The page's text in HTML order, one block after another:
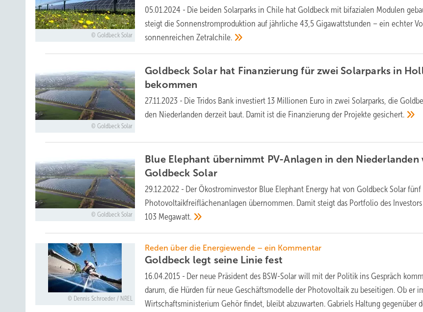
Goldbeck Solar
05.01.2024 - Die beiden Solarparks in Chile hat Goldbeck mit bifazialen Modulen
steigt die Sonnenstromproduktion auf jährliche 43,5 Gigawattstunden – ein echter
sonnenreichenZetralchile.
Goldbeck Solar
Goldbeck Solar hat Finanzierung für zwei Solarparks in
bekommen
27.11.2023 - Die Tridos Bank investiert 13 Millionen Euro in zwei Solarparks, die
den Niederlanden derzeit baut. Damit ist die Finanzierung der Projektegesichert.
Goldbeck Solar
Blue Elephant übernimmt PV-Anlagen in den Niederlanden
Goldbeck Solar
29.12.2022 - Der Ökostrominvestor Blue Elephant Energy hat von Goldbeck Solar fünf
Photovoltaikfreiflächenanlagen übernommen. Damit steigt das Portfolio des
103 Megawatt.
Dennis Schroeder / NREL
Reden über die Energiewende – ein Kommentar
Goldbeck legt seine Liniefest
16.04.2015 - Der neue Präsident des BSW-Solar will mit der Politik ins Gespräch
darum, die Hürden für neue Geschäftsmodelle der Photovoltaik zu beseitigen. Ob er
Wirtschaftsministerium Gehör findet, bleibt abzuwarten. Gabriels Haltung gegenüber